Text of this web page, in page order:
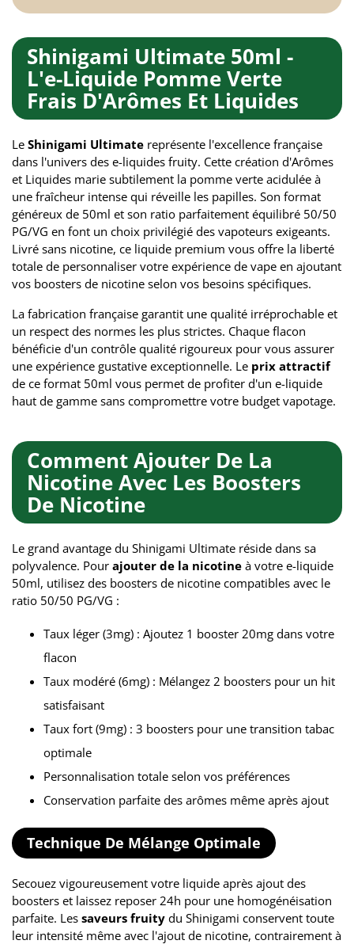
Shinigami Ultimate 50ml -
L'e-Liquide Pomme Verte
Frais D'Arômes Et Liquides
Le Shinigami Ultimate représente l'excellence française
dans l'univers des e-liquides fruity. Cette création d'Arômes
et Liquides marie subtilement la pomme verte acidulée à
une fraîcheur intense qui réveille les papilles. Son format
généreux de 50ml et son ratio parfaitement équilibré 50/50
PG/VG en font un choix privilégié des vapoteurs exigeants.
Livré sans nicotine, ce liquide premium vous offre la liberté
totale de personnaliser votre expérience de vape en ajoutant
vos boosters de nicotine selon vos besoins spécifiques.
La fabrication française garantit une qualité irréprochable et
un respect des normes les plus strictes. Chaque flacon
bénéficie d'un contrôle qualité rigoureux pour vous assurer
une expérience gustative exceptionnelle. Le prix attractif
de ce format 50ml vous permet de profiter d'un e-liquide
haut de gamme sans compromettre votre budget vapotage.
Comment Ajouter De La
Nicotine Avec Les Boosters
De Nicotine
Le grand avantage du Shinigami Ultimate réside dans sa
polyvalence. Pour ajouter de la nicotine à votre e-liquide
50ml, utilisez des boosters de nicotine compatibles avec le
ratio 50/50 PG/VG :
Taux léger (3mg) : Ajoutez 1 booster 20mg dans votre
flacon
Taux modéré (6mg) : Mélangez 2 boosters pour un hit
satisfaisant
Taux fort (9mg) : 3 boosters pour une transition tabac
optimale
Personnalisation totale selon vos préférences
Conservation parfaite des arômes même après ajout
Technique De Mélange Optimale
Secouez vigoureusement votre liquide après ajout des
boosters et laissez reposer 24h pour une homogénéisation
parfaite. Les saveurs fruity du Shinigami conservent toute
leur intensité même avec l'ajout de nicotine, contrairement à